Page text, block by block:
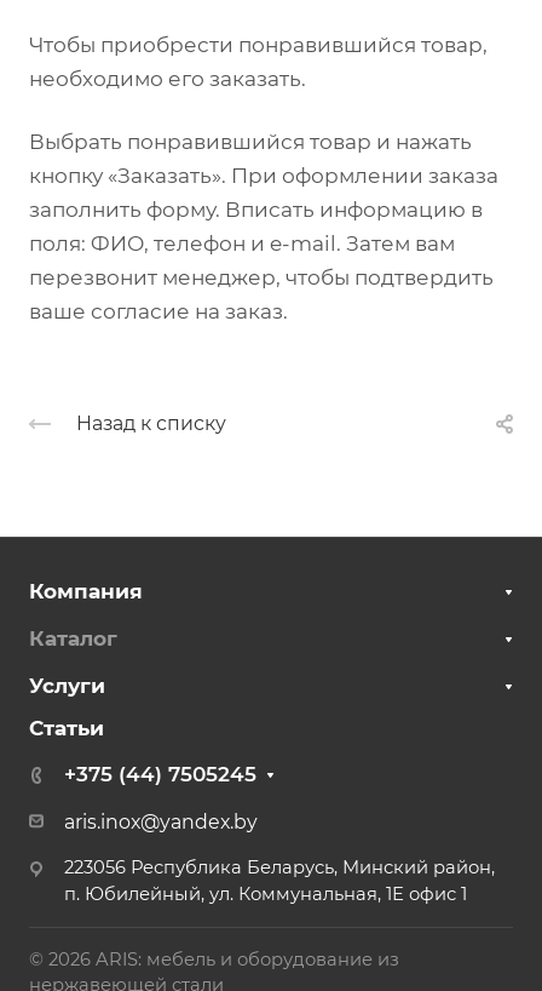
Чтобы приобрести понравившийся товар,
необходимо его заказать.
Выбрать понравившийся товар и нажать
кнопку «Заказать». При оформлении заказа
заполнить форму. Вписать информацию в
поля: ФИО, телефон и e-mail. Затем вам
перезвонит менеджер, чтобы подтвердить
ваше согласие на заказ.
Назад к списку
Компания
Каталог
Услуги
Статьи
+375 (44) 7505245
aris.inox@yandex.by
223056 Республика Беларусь, Минский район,
п. Юбилейный, ул. Коммунальная, 1Е офис 1
© 2026 ARIS: мебель и оборудование из
нержавеющей стали